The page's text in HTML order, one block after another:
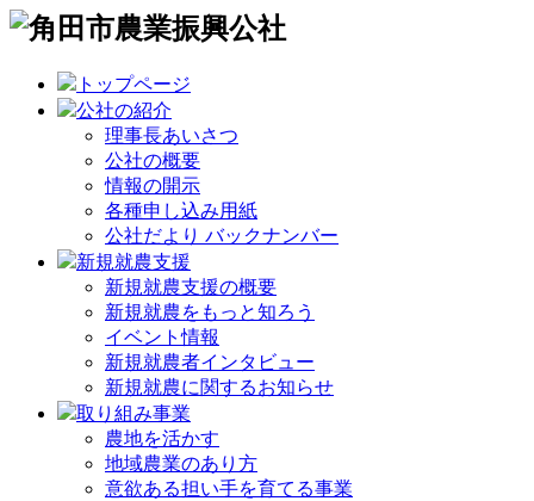
トップページ
公社の紹介
理事長あいさつ
公社の概要
情報の開示
各種申し込み用紙
公社だより バックナンバー
新規就農支援
新規就農支援の概要
新規就農をもっと知ろう
イベント情報
新規就農者インタビュー
新規就農に関するお知らせ
取り組み事業
農地を活かす
地域農業のあり方
意欲ある担い手を育てる事業